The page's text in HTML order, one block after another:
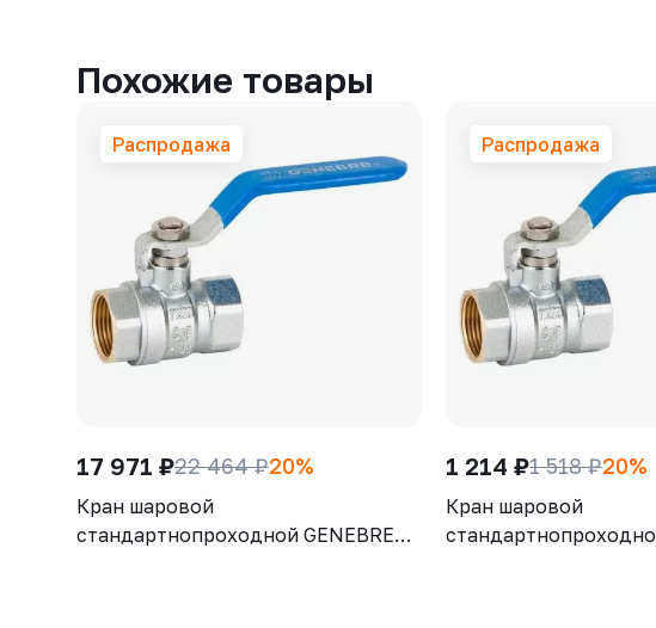
Похожие товары
Распродажа
17 971 ₽22 464 ₽20%
Кран шаровой
стандартнопроходной GENEBRE
Распродажа
1 214 ₽1 518 ₽20%
Кран шаровой